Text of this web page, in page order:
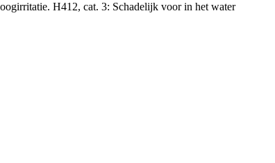
H412, cat. 3: Schadelijk voor in het water